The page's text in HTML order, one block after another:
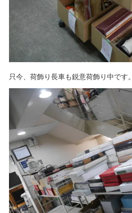
只今、荷飾り長車も鋭意荷飾り中です。